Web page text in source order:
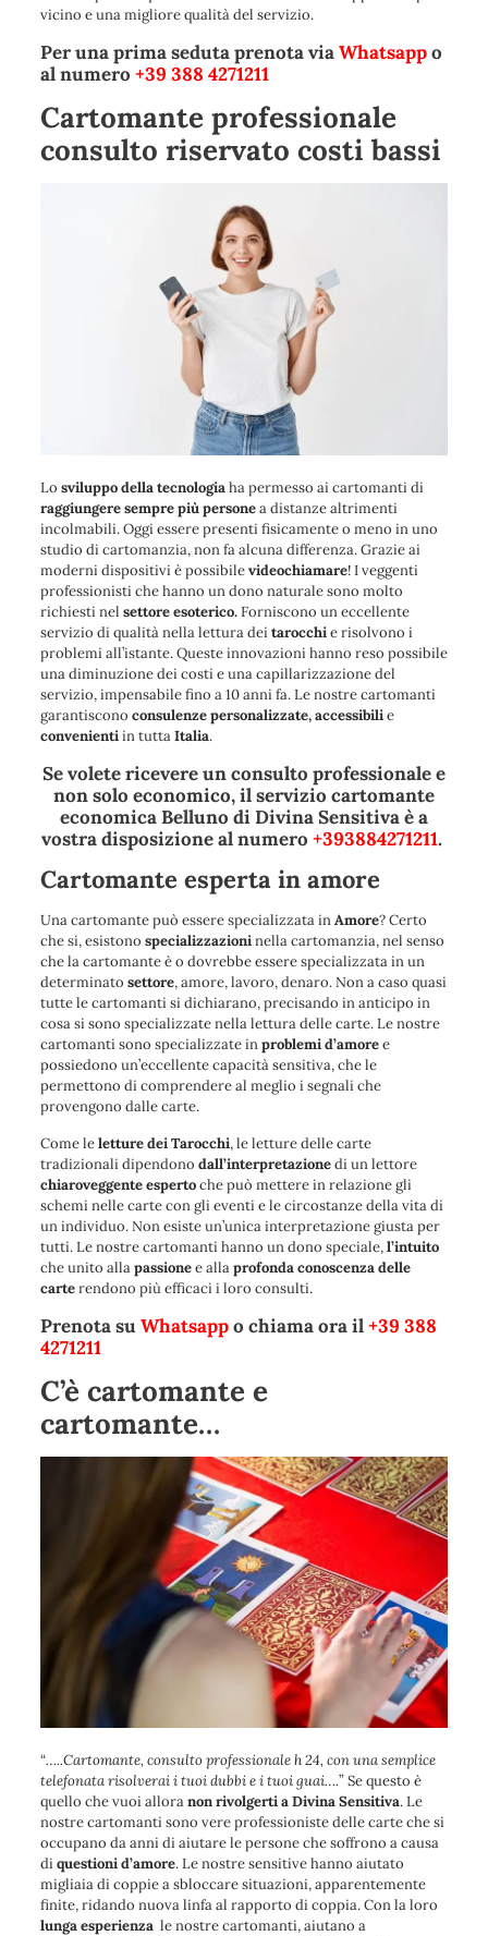
vicino e una migliore qualità del servizio.
Per una prima seduta prenota viaWhatsappo
al numero +39 388 4271211
Cartomante professionale
consulto riservato costi bassi
Lo sviluppo della tecnologiaha permesso ai cartomanti di
raggiungere sempre più personea distanze altrimenti
incolmabili. Oggi essere presenti fisicamente o meno in uno
studio di cartomanzia, non fa alcuna differenza. Grazie ai
moderni dispositivi è possibilevideochiamare! I veggenti
professionisti che hanno un dono naturale sono molto
richiesti nel settore esoterico.Forniscono un eccellente
servizio di qualità nella lettura deitarocchie risolvono i
problemi all’istante. Queste innovazioni hanno reso possibile
una diminuzione dei costi e una capillarizzazione del
servizio, impensabile fino a 10 anni fa. Le nostre cartomanti
garantiscono consulenze personalizzate,accessibilie
convenientiin tuttaItalia.
Se volete ricevere un consulto professionale e
non solo economico, il servizio cartomante
economica Belluno di Divina Sensitiva è a
vostra disposizione al numero +393884271211.
Cartomante esperta in amore
Una cartomante può essere specializzata inAmore? Certo
che si, esistono specializzazioninella cartomanzia, nel senso
che la cartomante è o dovrebbe essere specializzata in un
determinato settore, amore, lavoro, denaro. Non a caso quasi
tutte le cartomanti si dichiarano, precisando in anticipo in
cosa si sono specializzate nella lettura delle carte. Le nostre
cartomanti sono specializzate inproblemid’amoree
possiedono un’eccellente capacità sensitiva, che le
permettono di comprendere al meglio i segnali che
provengono dalle carte.
Come leletture dei Tarocchi, le letture delle carte
tradizionali dipendono dall’interpretazionedi un lettore
chiaroveggente espertoche può mettere in relazione gli
schemi nelle carte con gli eventi e le circostanze della vita di
un individuo. Non esiste un’unica interpretazione giusta per
tutti. Le nostre cartomanti hanno un dono speciale,l’intuito
che unito allapassionee allaprofonda conoscenza delle
carterendono più efficaci i loro consulti.
Prenota su Whatsappo chiama ora il+39 388
4271211
C’è cartomante e
cartomante…
“…..Cartomante, consulto professionale h 24, con una semplice
telefonata risolverai i tuoi dubbi e i tuoi guai….” Se questo è
quello che vuoi alloranon rivolgerti a Divina Sensitiva. Le
nostre cartomanti sono vere professioniste delle carte che si
occupano da anni di aiutare le persone che soffrono a causa
diquestioni d’amore. Le nostre sensitive hanno aiutato
migliaia di coppie a sbloccare situazioni, apparentemente
finite, ridando nuova linfa al rapporto di coppia. Con la loro
lunga esperienzale nostre cartomanti, aiutano a